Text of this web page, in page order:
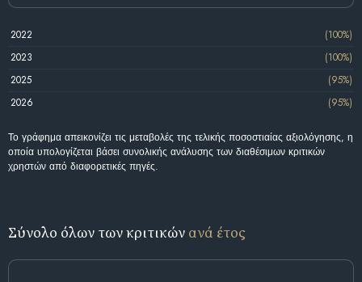
2022
(100%)
2023
(100%)
2025
(95%)
2026
(95%)
Το γράφημα απεικονίζει τις μεταβολές της τελικής ποσοστιαίας αξιολόγησης, η
οποία υπολογίζεται βάσει συνολικής ανάλυσης των διαθέσιμων κριτικών
χρηστών από διαφορετικές πηγές.
Σύνολο όλων των κριτικών ανά έτος